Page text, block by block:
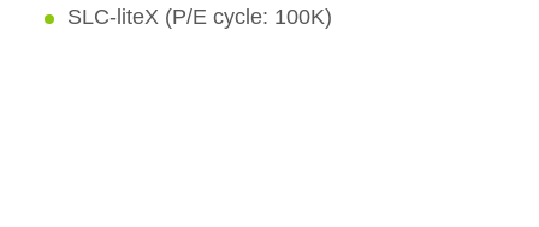
SLC-liteX (P/E cycle: 100K)